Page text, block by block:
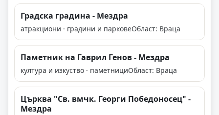
Градска градина - Мездра
атракциони · градини и парковеОбласт: Враца
Паметник на Гаврил Генов - Мездра
култура и изкуство · паметнициОбласт: Враца
Църква "Св. вмчк. Георги Победоносец" -
Мездра